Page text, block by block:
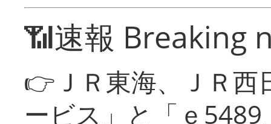
📶速報 Breaking
👉ＪＲ東海、ＪＲ
ービス」と「ｅ